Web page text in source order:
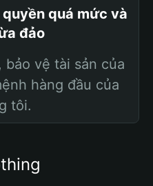
quá mức và
đảo
vệ tài sản của
hàng đầu của
tôi.